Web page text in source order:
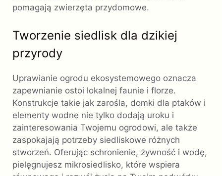
pomagają zwierzęta przydomowe.
Tworzenie siedlisk dla dzikiej
przyrody
Uprawianie ogrodu ekosystemowego oznacza
zapewnianie ostoi lokalnej faunie i florze.
Konstrukcje takie jak zarośla, domki dla ptaków i
elementy wodne nie tylko dodają uroku i
zainteresowania Twojemu ogrodowi, ale także
zaspokajają potrzeby siedliskowe różnych
stworzeń. Oferując schronienie, żywność i wodę,
pielęgnujesz mikrosiedlisko, które wspiera